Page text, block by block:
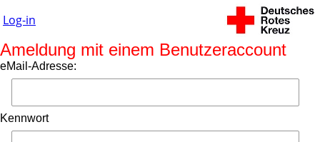
Log-in
Ameldung mit einem Benutzeraccount
eMail-Adresse:
Kennwort